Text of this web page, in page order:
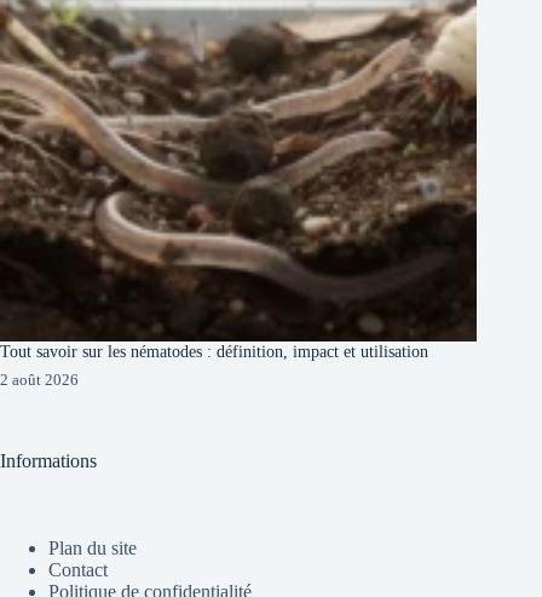
Tout savoir sur les nématodes : définition, impact et utilisation
2 août 2026
Informations
Plan du site
Contact
Politique de confidentialité